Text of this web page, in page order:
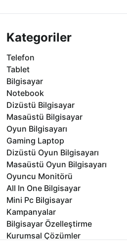
Kategoriler
Telefon
Tablet
Bilgisayar
Notebook
Dizüstü Bilgisayar
Masaüstü Bilgisayar
Oyun Bilgisayarı
Gaming Laptop
Dizüstü Oyun Bilgisayarı
Masaüstü Oyun Bilgisayarı
Oyuncu Monitörü
All In One Bilgisayar
Mini Pc Bilgisayar
Kampanyalar
Bilgisayar Özelleştirme
Kurumsal Çözümler